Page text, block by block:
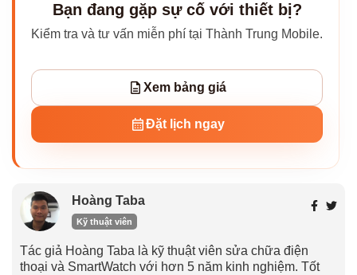
Bạn đang gặp sự cố với thiết bị?
Kiểm tra và tư vấn miễn phí tại Thành Trung Mobile.
Xem bảng giá
Đặt lịch ngay
Hoàng Taba
Kỹ thuật viên
Tác giả Hoàng Taba là kỹ thuật viên sửa chữa điện
thoại và SmartWatch với hơn 5 năm kinh nghiệm. Tốt